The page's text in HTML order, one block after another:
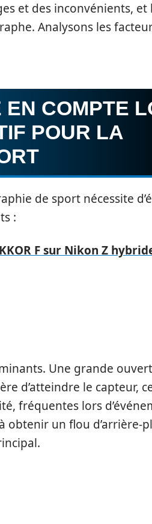
et des inconvénients, et
Analysons les
COMPTE
POUR LA
de sport nécessite
:
F sur Nikon Z
Une grande
d’atteindre le capteur,
fréquentes lors
obtenir un flou d’arrière-